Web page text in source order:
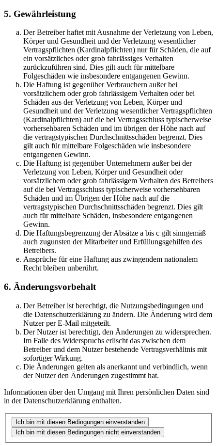
5. Gewährleistung
Der Betreiber haftet mit Ausnahme der Verletzung von Leben,
Körper und Gesundheit und der Verletzung wesentlicher
Vertragspflichten (Kardinalpflichten) nur für Schäden, die auf
ein vorsätzliches oder grob fahrlässiges Verhalten
zurückzuführen sind. Dies gilt auch für mittelbare
Folgeschäden wie insbesondere entgangenen Gewinn.
Die Haftung ist gegenüber Verbrauchern außer bei
vorsätzlichem oder grob fahrlässigem Verhalten oder bei
Schäden aus der Verletzung von Leben, Körper und
Gesundheit und der Verletzung wesentlicher Vertragspflichten
(Kardinalpflichten) auf die bei Vertragsschluss typischerweise
vorhersehbaren Schäden und im übrigen der Höhe nach auf
die vertragstypischen Durchschnittsschäden begrenzt. Dies
gilt auch für mittelbare Folgeschäden wie insbesondere
entgangenen Gewinn.
Die Haftung ist gegenüber Unternehmern außer bei der
Verletzung von Leben, Körper und Gesundheit oder
vorsätzlichem oder grob fahrlässigem Verhalten des Betreibers
auf die bei Vertragsschluss typischerweise vorhersehbaren
Schäden und im Übrigen der Höhe nach auf die
vertragstypischen Durchschnittsschäden begrenzt. Dies gilt
auch für mittelbare Schäden, insbesondere entgangenen
Gewinn.
Die Haftungsbegrenzung der Absätze a bis c gilt sinngemäß
auch zugunsten der Mitarbeiter und Erfüllungsgehilfen des
Betreibers.
Ansprüche für eine Haftung aus zwingendem nationalem
Recht bleiben unberührt.
6. Änderungsvorbehalt
Der Betreiber ist berechtigt, die Nutzungsbedingungen und
die Datenschutzerklärung zu ändern. Die Änderung wird dem
Nutzer per E-Mail mitgeteilt.
Der Nutzer ist berechtigt, den Änderungen zu widersprechen.
Im Falle des Widerspruchs erlischt das zwischen dem
Betreiber und dem Nutzer bestehende Vertragsverhältnis mit
sofortiger Wirkung.
Die Änderungen gelten als anerkannt und verbindlich, wenn
der Nutzer den Änderungen zugestimmt hat.
Informationen über den Umgang mit Ihren persönlichen Daten sind
in der Datenschutzerklärung enthalten.